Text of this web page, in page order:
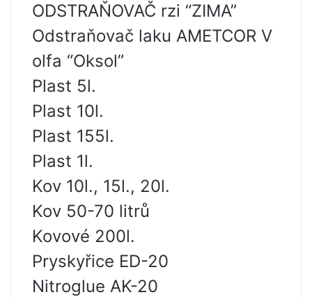
ODSTRAŇOVAČ rzi “ZIMA”
Odstraňovač laku AMETCOR V
olfa “Oksol”
Plast 5l.
Plast 10l.
Plast 155l.
Plast 1l.
Kov 10l., 15l., 20l.
Kov 50-70 litrů
Kovové 200l.
Pryskyřice ED-20
Nitroglue AK-20